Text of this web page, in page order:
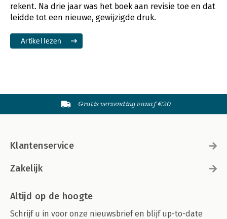
rekent. Na drie jaar was het boek aan revisie toe en dat
leidde tot een nieuwe, gewijzigde druk.
Artikel lezen
Gratis verzending vanaf €20
Klantenservice
Zakelijk
Altijd op de hoogte
Schrijf u in voor onze nieuwsbrief en blijf up-to-date